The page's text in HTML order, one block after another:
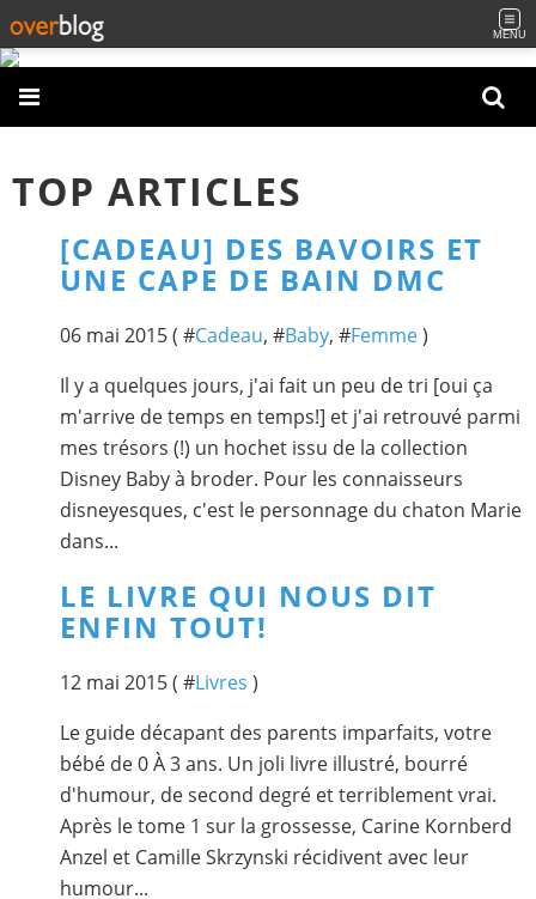
MENU
TOP ARTICLES
[CADEAU] DES BAVOIRS ET
UNE CAPE DE BAIN DMC
06 mai 2015 ( #Cadeau, #Baby, #Femme)
Il y a quelques jours, j'ai fait un peu de tri [oui ça
m'arrive de temps en temps!] et j'ai retrouvé parmi
mes trésors (!) un hochet issu de la collection
Disney Baby à broder. Pour les connaisseurs
disneyesques, c'est le personnage du chaton Marie
dans...
LE LIVRE QUI NOUS DIT
ENFIN TOUT!
12 mai 2015 ( #Livres )
Le guide décapant des parents imparfaits, votre
bébé de 0 À 3 ans. Un joli livre illustré, bourré
d'humour, de second degré et terriblement vrai.
Après le tome 1 sur la grossesse, Carine Kornberd
Anzel et Camille Skrzynski récidivent avec leur
humour...